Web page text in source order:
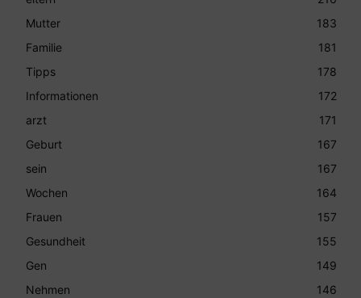
Mutter
183
Familie
181
Tipps
178
Informationen
172
arzt
171
Geburt
167
sein
167
Wochen
164
Frauen
157
Gesundheit
155
Gen
149
Nehmen
146